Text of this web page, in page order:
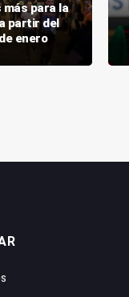
para la
partir del
enero